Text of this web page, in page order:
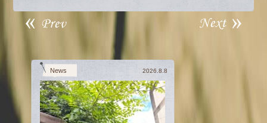
News 2026.8.8